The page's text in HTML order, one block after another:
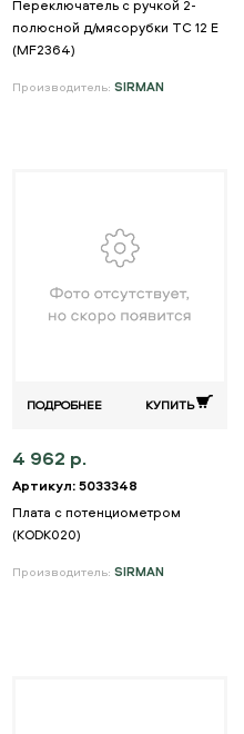
Переключатель с ручкой 2-
полюсной д/мясорубки TC 12 E
(MF2364)
Производитель: SIRMAN
ПОДРОБНЕЕ КУПИТЬ
4 962 р.
Артикул: 5033348
Плата с потенциометром
(KODK020)
Производитель: SIRMAN